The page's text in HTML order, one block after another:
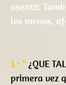
asentir.
los menos,
1.- " ¿QUE
primera vez